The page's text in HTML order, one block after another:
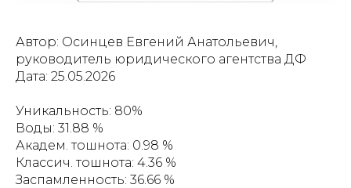
Автор: Осинцев Евгений Анатольевич,
руководитель юридического агентства ДФ
Дата: 25.05.2026
Уникальность: 80%
Воды: 31.88 %
Академ. тошнота: 0.98 %
Классич. тошнота: 4.36 %
Заспамленность: 36.66 %